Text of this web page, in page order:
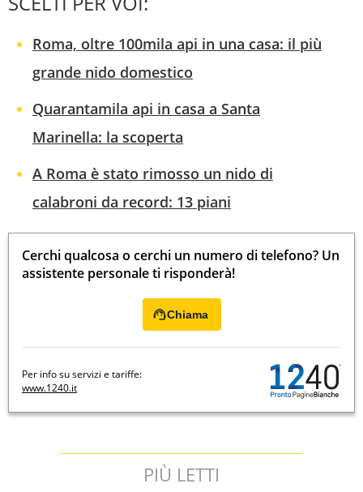
Roma, oltre 100mila api in una casa: il più
grande nido domestico
Quarantamila api in casa a Santa
Marinella: la scoperta
A Roma è stato rimosso un nido di
calabroni da record: 13 piani
Cerchi qualcosa o cerchi un numero di telefono? Un
assistente personale ti risponderà!
Chiama
Per info su servizi e tariffe:
www.1240.it
PIÙ LETTI